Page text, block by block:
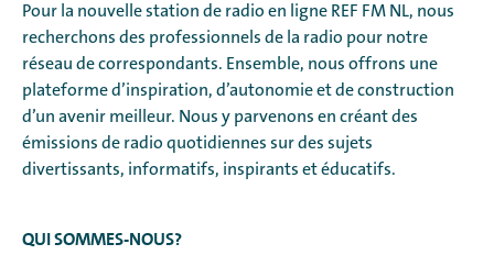
Pour la nouvelle station de radio en ligne REF FM NL, nous
recherchons des professionnels de la radio pour notre
réseau de correspondants. Ensemble, nous offrons une
plateforme d’inspiration, d’autonomie et de construction
d’un avenir meilleur. Nous y parvenons en créant des
émissions de radio quotidiennes sur des sujets
divertissants, informatifs, inspirants et éducatifs.
QUI SOMMES-NOUS?